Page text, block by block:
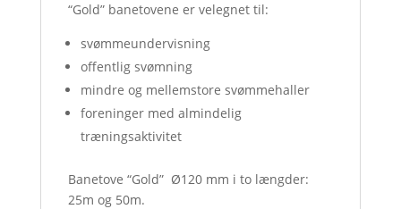
“Gold” banetovene er velegnet til:
svømmeundervisning
offentlig svømning
mindre og mellemstore svømmehaller
foreninger med almindelig
træningsaktivitet
Banetove “Gold” Ø120 mm i to længder:
25m og 50m.